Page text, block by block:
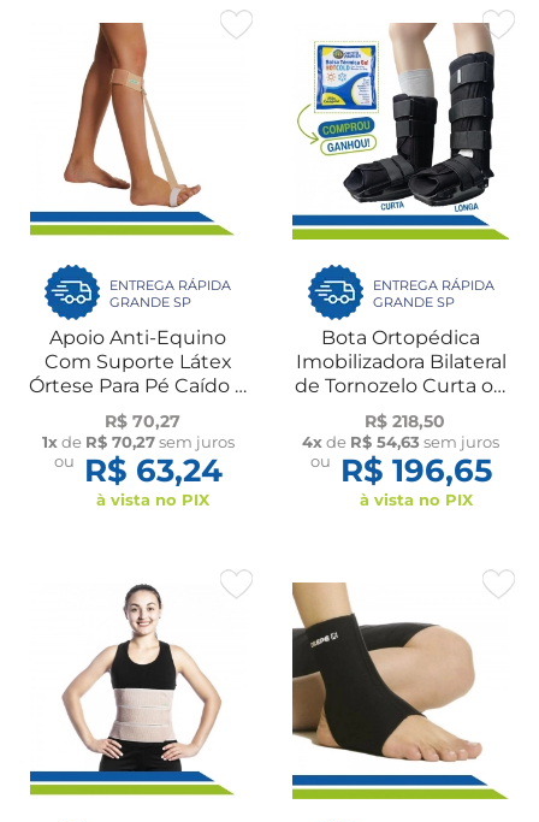
ENTREGA RÁPIDA
GRANDE SP
Apoio Anti-Equino
Com Suporte Látex
Órtese Para Pé Caído E
AVC UN Dilepé
R$ 70,27
1xde R$ 70,27sem juros
ou
R$ 63,24
à vista no PIX
ENTREGA RÁPIDA
GRANDE SP
Bota Ortopédica
Imobilizadora Bilateral
de Tornozelo Curta ou
Longa UN Dilepé
R$ 218,50
4xde R$ 54,63 sem juros
ou
R$ 196,65
à vista no PIX